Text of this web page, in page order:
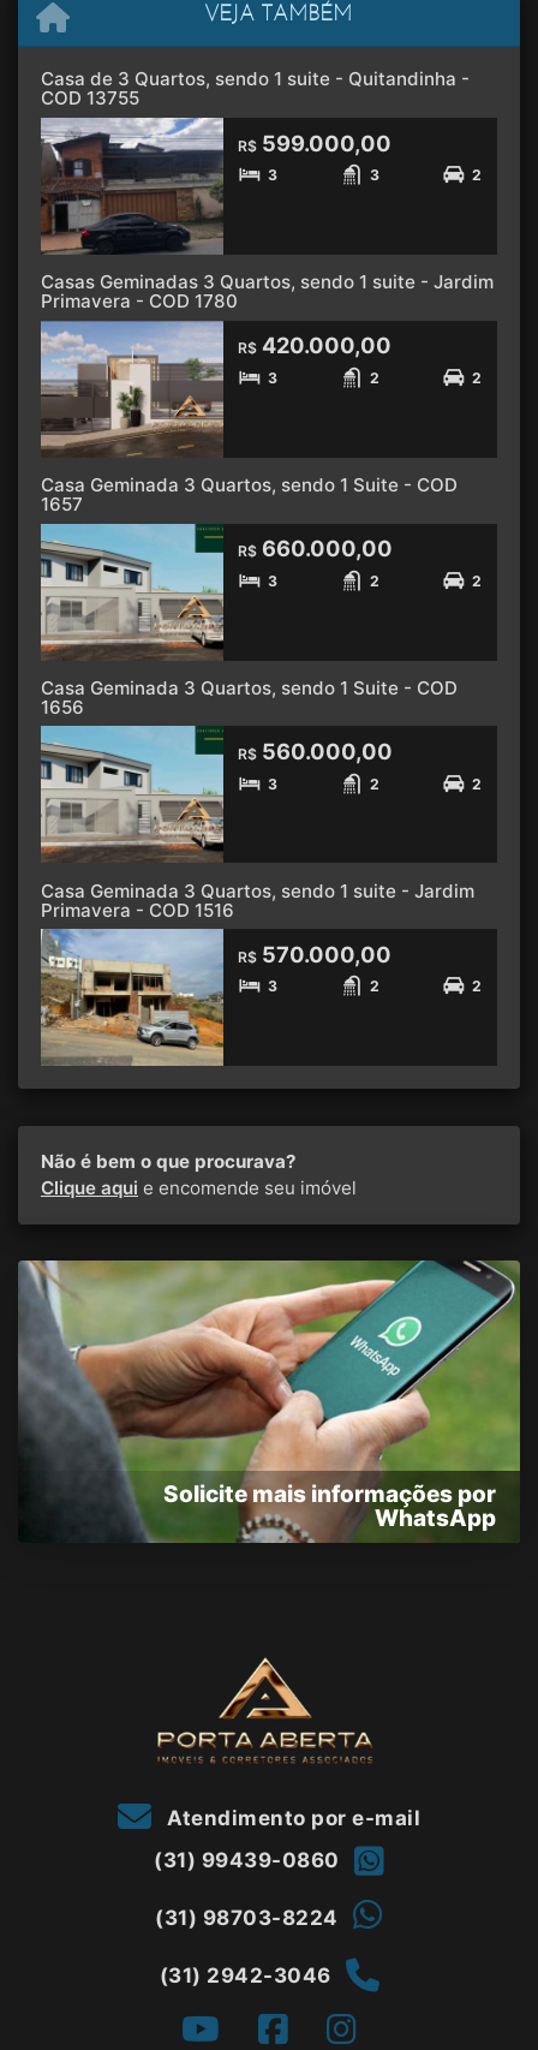
VEJA TAMBÉM
Casa de 3 Quartos, sendo 1 suite - Quitandinha -
COD 13755
R$ 599.000,00
3 3 2
Casas Geminadas 3 Quartos, sendo 1 suite - Jardim
Primavera - COD 1780
R$ 420.000,00
3 2 2
Casa Geminada 3 Quartos, sendo 1 Suite - COD
1657
R$ 660.000,00
3 2 2
Casa Geminada 3 Quartos, sendo 1 Suite - COD
1656
R$ 560.000,00
3 2 2
Casa Geminada 3 Quartos, sendo 1 suite - Jardim
Primavera - COD 1516
R$ 570.000,00
3 2 2
Não é bem o que procurava?
Clique aqui e encomende seu imóvel
Solicite mais informações por
WhatsApp
Atendimento por e-mail
(31) 99439-0860
(31) 98703-8224
(31) 2942-3046